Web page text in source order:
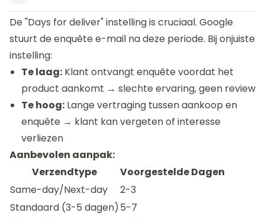
De "Days for deliver" instelling is cruciaal. Google
stuurt de enquête e-mail na deze periode. Bij onjuiste
instelling:
Te laag: Klant ontvangt enquête voordat het
product aankomt → slechte ervaring, geen review
Te hoog: Lange vertraging tussen aankoop en
enquête → klant kan vergeten of interesse
verliezen
Aanbevolen aanpak:
Verzendtype
Voorgestelde Dagen
Same-day/Next-day
2-3
Standaard (3-5 dagen)5-7